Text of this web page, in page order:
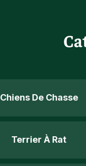
Chiens De Chasse
Terrier À Rat